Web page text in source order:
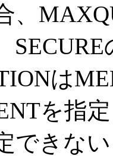
、
は
を指
できな